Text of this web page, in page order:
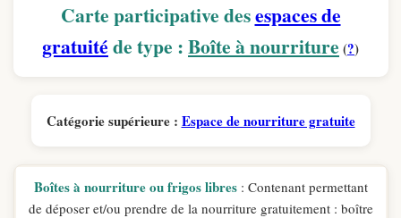
Carte participative desespaces de
gratuitéde type :Boîte à nourriture (?)
Catégorie supérieure : Espace de nourriture gratuite
Boîtes à nourriture ou frigos libres: Contenant permettant
de déposer et/ou prendre de la nourriture gratuitement : boître